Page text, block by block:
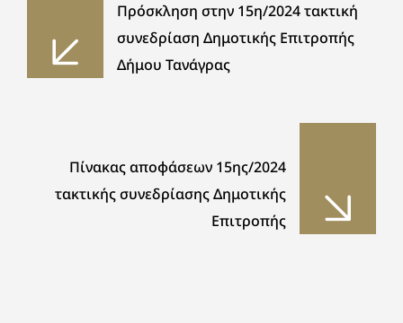
Πρόσκληση στην 15η/2024 τακτική
συνεδρίαση Δημοτικής Επιτροπής
Δήμου Τανάγρας
Πίνακας αποφάσεων 15ης/2024
τακτικής συνεδρίασης Δημοτικής
Επιτροπής